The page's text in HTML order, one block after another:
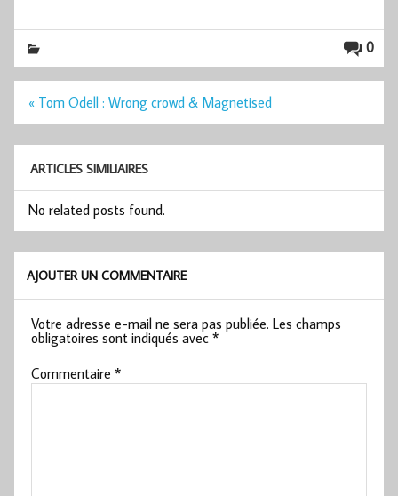
0
Navigation
« Tom Odell : Wrong crowd & Magnetised
ARTICLES SIMILIAIRES
No related posts found.
AJOUTER UN COMMENTAIRE
Votre adresse e-mail ne sera pas publiée. Les champs
obligatoires sont indiqués avec*
Commentaire*